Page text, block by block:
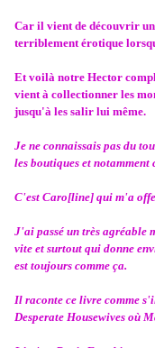
Car il vient de découvrir
terriblement érotique
Et voilà notre Hector
vient à collectionner les
jusqu'à les salir lui même.
Je ne connaissais pas du
les boutiques et
C'est Caro[line] qui m'a
J'ai passé un très agréable
vite et surtout qui donne
est toujours comme ça.
Il raconte ce livre comme
Desperate Housewives où